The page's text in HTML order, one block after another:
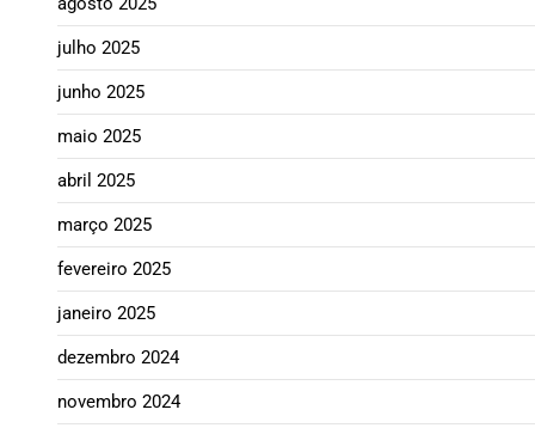
julho 2025
junho 2025
maio 2025
abril 2025
março 2025
fevereiro 2025
janeiro 2025
dezembro 2024
novembro 2024